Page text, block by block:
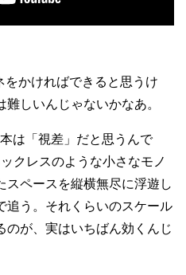
かければできると思うけ
しいんじゃないかなあ。
は「視差」だと思うんで
クレスのような小さなモノ
スペースを縦横無尽に浮遊し
追う。それくらいのスケール
のが、実はいちばん効くんじ